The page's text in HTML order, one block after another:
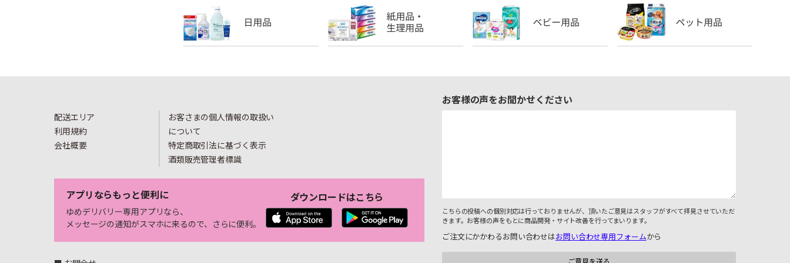
配送エリア
利用規約
会社概要
お客さまの個人情報の取扱い
について
特定商取引法に基づく表示
酒類販売管理者標識
アプリならもっと便利に
ゆめデリバリー専用アプリなら、
メッセージの通知がスマホに来るので、さらに便利。
ダウンロードはこちら
お客様の声をお聞かせください
こちらの投稿への個別対応は行っておりませんが、頂いたご意見はスタッフがすべて拝見させていただ
きます。お客様の声をもとに商品開発・サイト改善を行ってまいります。
ご注文にかかわるお問い合わせはお問い合わせ専用フォームから